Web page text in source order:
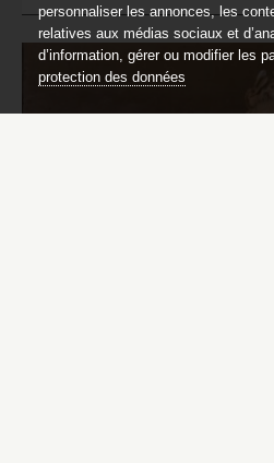
personnaliser les annonces, les
relatives aux médias sociaux et
d’information, gérer ou modifier les
protection des données